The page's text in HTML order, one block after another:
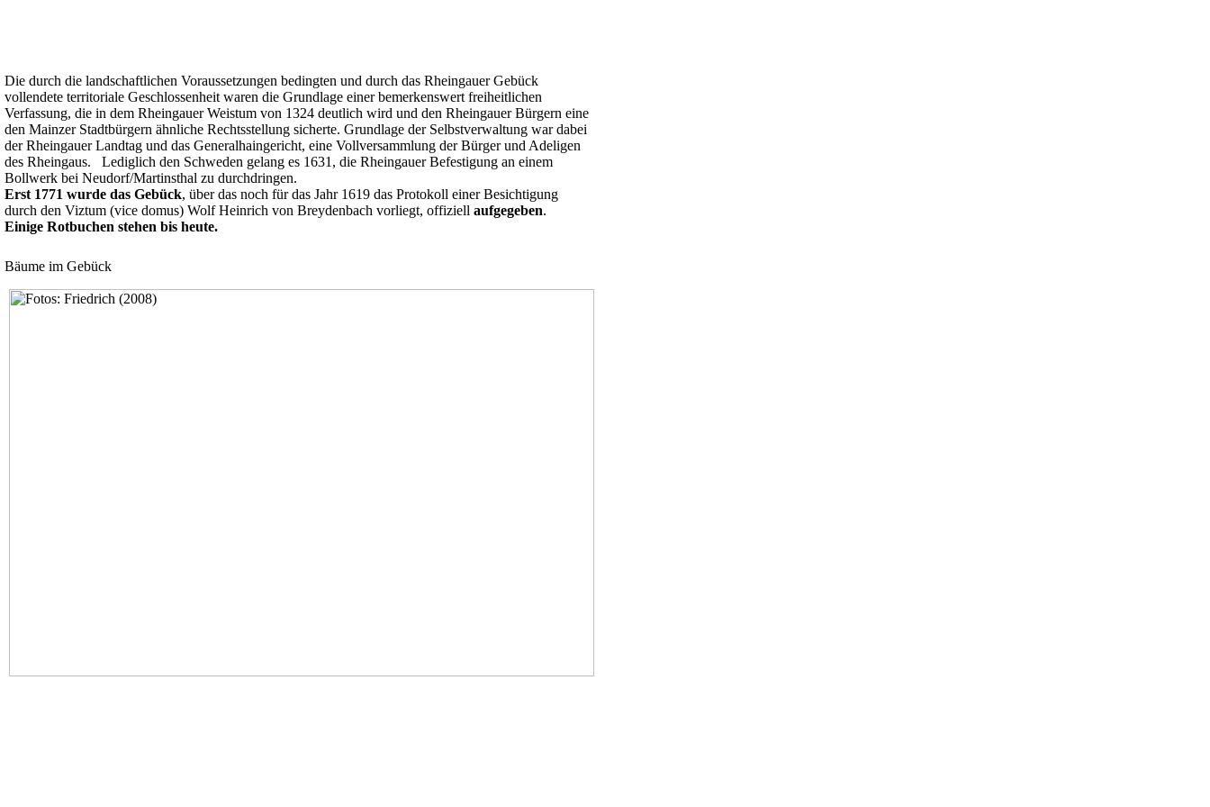
Die durch die landschaftlichen Voraussetzungen bedingten und durch das Rheingauer Gebück
vollendete territoriale Geschlossenheit waren die Grundlage einer bemerkenswert freiheitlichen
Verfassung, die in dem Rheingauer Weistum von 1324 deutlich wird und den Rheingauer Bürgern eine
den Mainzer Stadtbürgern ähnliche Rechtsstellung sicherte. Grundlage der Selbstverwaltung war dabei
der Rheingauer Landtag und das Generalhaingericht, eine Vollversammlung der Bürger und Adeligen
des Rheingaus. Lediglich den Schweden gelang es 1631, die Rheingauer Befestigung an einem
Bollwerk bei Neudorf/Martinsthal zu durchdringen.
Erst 1771 wurde das Gebück, über das noch für das Jahr 1619 das Protokoll einer Besichtigung
durch den Viztum (vice domus) Wolf Heinrich von Breydenbach vorliegt, offiziell aufgegeben.
Einige Rotbuchen stehen bis heute.
Bäume im Gebück